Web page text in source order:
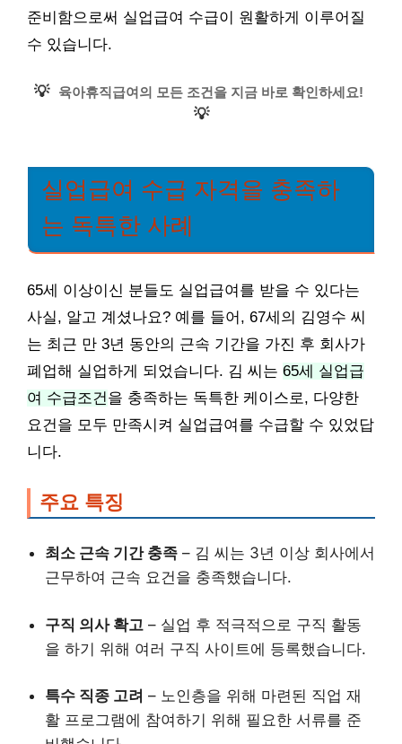
준비함으로써 실업급여 수급이 원활하게 이루어질
수 있습니다.
💡 육아휴직급여의 모든 조건을 지금 바로 확인하세요!
💡
실업급여 수급 자격을 충족하
는 독특한 사례
65세 이상이신 분들도 실업급여를 받을 수 있다는
사실, 알고 계셨나요? 예를 들어, 67세의 김영수 씨
는 최근 만 3년 동안의 근속 기간을 가진 후 회사가
폐업해 실업하게 되었습니다. 김 씨는 65세 실업급
여 수급조건 을 충족하는 독특한 케이스로, 다양한
요건을 모두 만족시켜 실업급여를 수급할 수 있었답
니다.
주요 특징
최소 근속 기간 충족 – 김 씨는 3년 이상 회사에서
근무하여 근속 요건을 충족했습니다.
구직 의사 확고 – 실업 후 적극적으로 구직 활동
을 하기 위해 여러 구직 사이트에 등록했습니다.
특수 직종 고려 – 노인층을 위해 마련된 직업 재
활 프로그램에 참여하기 위해 필요한 서류를 준